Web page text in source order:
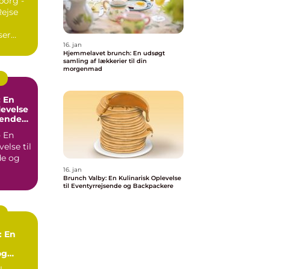
En
En
til
og
En
16. jan
Hjemmelavet brunch: En udsøgt
samling af lækkerier til din
morgenmad
16. jan
Brunch Valby: En Kulinarisk Oplevelse
til Eventyrrejsende og Backpackere